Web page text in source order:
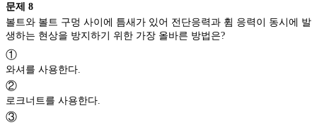
문제 8
볼트와 볼트 구멍 사이에 틈새가 있어 전단응력과 휨 응력이 동시에 발
①
와셔를 사용한다.
②
로크너트를 사용한다.
③